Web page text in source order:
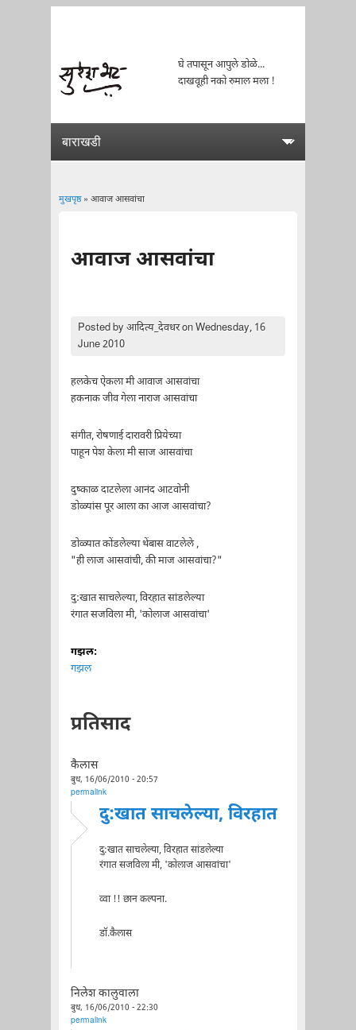
घे तपासून आपुले डोळे...
दाखवूही नको रुमाल मला !
मुखपृष्ठ» आवाज आसवांचा
आवाज आसवांचा
Posted byआदित्य_देवधरon Wednesday, 16
June 2010
हलकेच ऐकला मी आवाज आसवांचा
हकनाक जीव गेला नाराज आसवांचा
संगीत, रोषणाई दारावरी प्रियेच्या
पाहून पेश केला मी साज आसवांचा
दुष्काळ दाटलेला आनंद आटवोनी
डोळ्यांस पूर आला का आज आसवांचा?
डोळ्यात कोंडलेल्या थेंबास वाटलेले ,
"ही लाज आसवांची, की माज आसवांचा?"
दु:खात साचलेल्या, विरहात सांडलेल्या
रंगात सजविला मी, 'कोलाज आसवांचा'
गझल:
गझल
प्रतिसाद
कैलास
बुध, 16/06/2010 - 20:57
permalink
दु:खात साचलेल्या, विरहात
दु:खात साचलेल्या, विरहात सांडलेल्या
रंगात सजविला मी, 'कोलाज आसवांचा'
व्वा !! छान कल्पना.
डॉ.कैलास
निलेश कालुवाला
बुध, 16/06/2010 - 22:30
permalink